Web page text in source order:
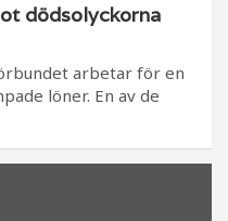
dödsolyckorna
arbetar för en
löner. En av de